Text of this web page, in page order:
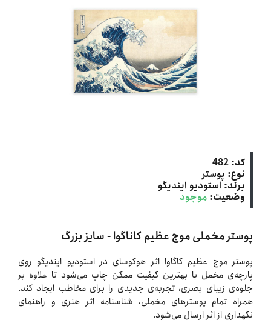
کد: 482
نوع: پوستر
برند:استودیو ایندیگو
وضعیت: موجود
پوستر مخملی موج عظیم کاناگوا - سایز بزرگ
پوستر موج عظیم کاگاوا اثر هوکوسای در استودیو ایندیگو روی
پارچه‌ی مخمل با بهترین کیفیت ممکن چاپ می‌شود تا علاوه بر
جلوه‌ی زیبای بصری، تجربه‌ی جدیدی را برای مخاطب ایجاد کند.
همراه تمام پوسترهای مخملی، شناسنامه اثر هنری و راهنمای
نگهداری از اثر ارسال می‌شود.